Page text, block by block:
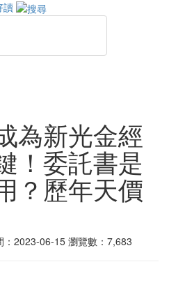
讀
為新光金經
！委託書是
？歷年天價
2023-06-15 瀏覽數：7,683